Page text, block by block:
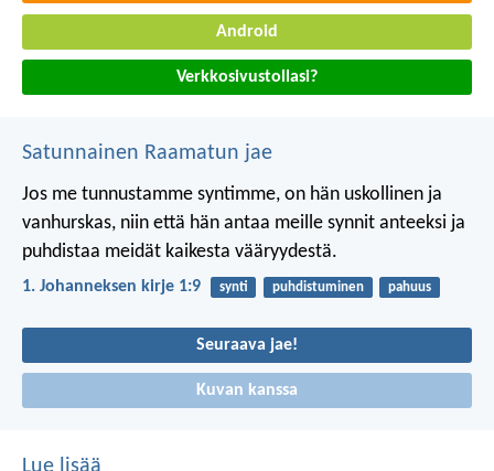
Android
Verkkosivustollasi?
Satunnainen Raamatun jae
Jos me tunnustamme syntimme, on hän uskollinen ja
vanhurskas, niin että hän antaa meille synnit anteeksi ja
puhdistaa meidät kaikesta vääryydestä.
1. Johanneksen kirje 1:9 synti puhdistuminen pahuus
Seuraava jae!
Kuvan kanssa